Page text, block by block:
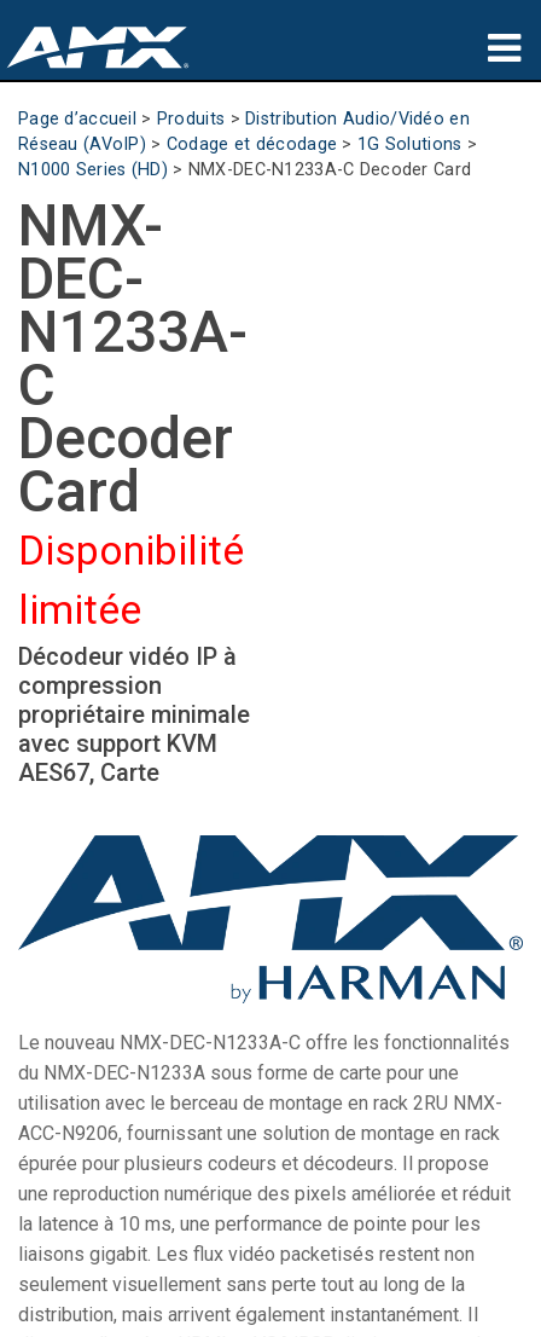
Produits
Applications
Partners
Où acheter
Formation
Support
À propos de
Langue/Région
Page d’accueil > Produits > Distribution Audio/Vidéo en
Réseau (AVoIP) > Codage et décodage > 1G Solutions >
N1000 Series (HD) > NMX-DEC-N1233A-C Decoder Card
NMX-
DEC-
N1233A-
C
Decoder
Card
Disponibilité
limitée
Décodeur vidéo IP à
compression
propriétaire minimale
avec support KVM
AES67, Carte
Le nouveau NMX-DEC-N1233A-C offre les fonctionnalités
du NMX-DEC-N1233A sous forme de carte pour une
utilisation avec le berceau de montage en rack 2RU NMX-
ACC-N9206, fournissant une solution de montage en rack
épurée pour plusieurs codeurs et décodeurs. Il propose
une reproduction numérique des pixels améliorée et réduit
la latence à 10 ms, une performance de pointe pour les
liaisons gigabit. Les flux vidéo packetisés restent non
seulement visuellement sans perte tout au long de la
distribution, mais arrivent également instantanément. Il